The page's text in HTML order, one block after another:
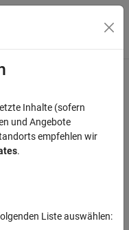
Inhalte (sofern
und Angebote
empfehlen wir
.
Liste auswählen: